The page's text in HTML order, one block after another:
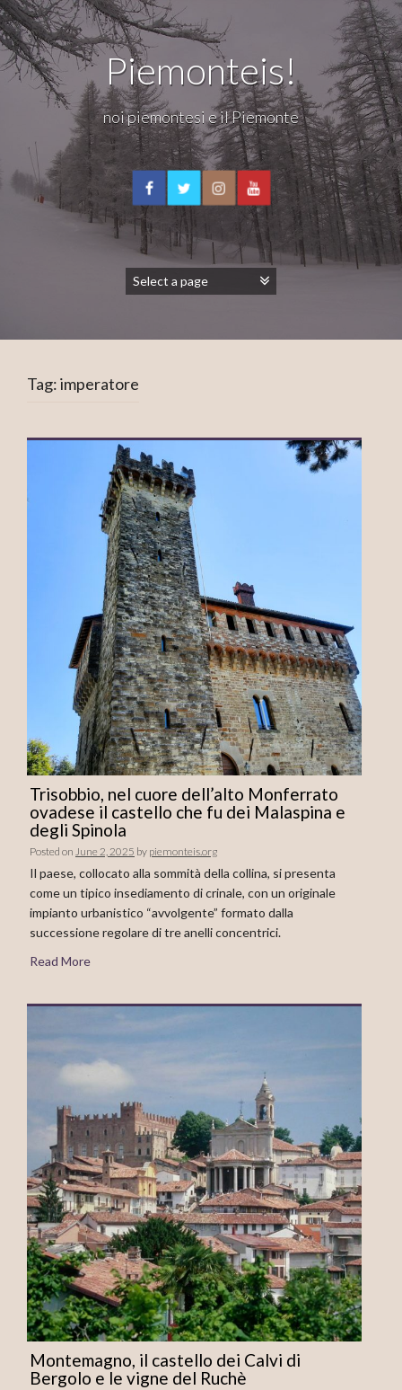
Piemonteis!
noi piemontesi e il Piemonte
Tag:imperatore
Trisobbio, nel cuore dell’alto Monferrato
ovadese il castello che fu dei Malaspina e
degli Spinola
Posted on June 2, 2025 by piemonteis.org
Il paese, collocato alla sommità della collina, si presenta
come un tipico insediamento di crinale, con un originale
impianto urbanistico “avvolgente” formato dalla
successione regolare di tre anelli concentrici.
Read More
Montemagno, il castello dei Calvi di
Bergolo e le vigne del Ruchè